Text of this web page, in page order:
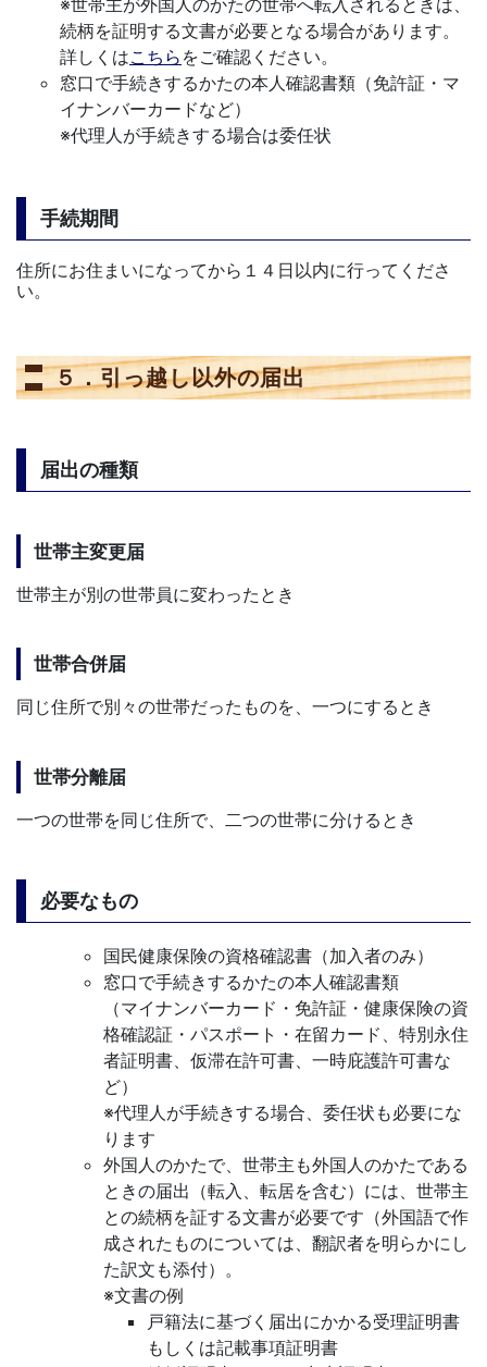
※世帯主が外国人のかたの世帯へ転入されるときは、
続柄を証明する文書が必要となる場合があります。
詳しくはこちら をご確認ください。
窓口で手続きするかたの本人確認書類（免許証・マ
イナンバーカードなど）
※代理人が手続きする場合は委任状
手続期間
住所にお住まいになってから１４日以内に行ってくださ
い。
５．引っ越し以外の届出
届出の種類
世帯主変更届
世帯主が別の世帯員に変わったとき
世帯合併届
同じ住所で別々の世帯だったものを、一つにするとき
世帯分離届
一つの世帯を同じ住所で、二つの世帯に分けるとき
必要なもの
国民健康保険の資格確認書（加入者のみ）
窓口で手続きするかたの本人確認書類
（マイナンバーカード・免許証・健康保険の資
格確認証・パスポート・在留カード、特別永住
者証明書、仮滞在許可書、一時庇護許可書な
ど）
※代理人が手続きする場合、委任状も必要にな
ります
外国人のかたで、世帯主も外国人のかたである
ときの届出（転入、転居を含む）には、世帯主
との続柄を証する文書が必要です（外国語で作
成されたものについては、翻訳者を明らかにし
た訳文も添付）。
※文書の例
戸籍法に基づく届出にかかる受理証明書
もしくは記載事項証明書